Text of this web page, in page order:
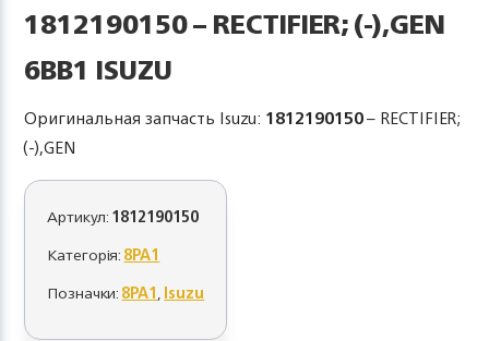
1812190150 – RECTIFIER; (-),GEN
6BB1 ISUZU
Оригинальная запчасть Isuzu: 1812190150– RECTIFIER;
(-),GEN
Артикул:1812190150
Категорія:8PA1
Позначки:8PA1,Isuzu